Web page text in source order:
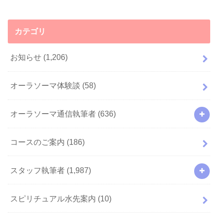
カテゴリ
お知らせ (1,206)
オーラソーマ体験談 (58)
オーラソーマ通信執筆者 (636)
コースのご案内 (186)
スタッフ執筆者 (1,987)
スピリチュアル水先案内 (10)